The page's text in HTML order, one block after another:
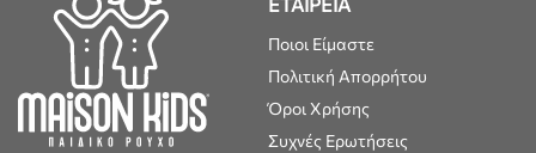
Ποιοι Είμαστε
Πολιτική Απορρήτου
Όροι Χρήσης
Συχνές Ερωτήσεις